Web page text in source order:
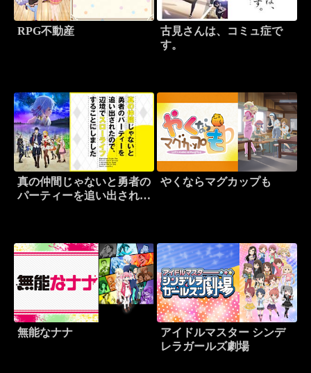
RPG不動産
古見さんは、コミュ症で
す。
真の仲間じゃないと勇者の
パーティーを追い出された
やくならマグカップも
無能なナナ
アイドルマスター シンデ
レラガールズ劇場